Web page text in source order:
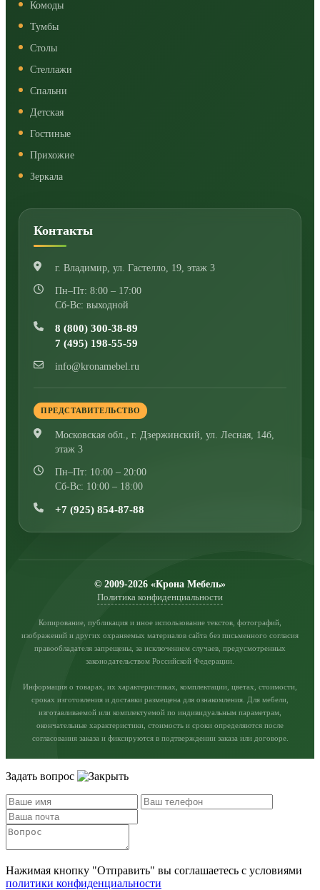
Комоды
Тумбы
Столы
Стеллажи
Спальни
Детская
Гостиные
Прихожие
Зеркала
Контакты
г. Владимир ул. Гастелло, 19, этаж 3
Пн–Пт: 8:00 – 17:00
Сб-Вс: выходной
8 (800) 300-38-89
7 (495) 198-55-59
info@kronamebel.ru
ПРЕДСТАВИТЕЛЬСТВО
Московская обл., г. Дзержинский ул. Лесная, 14б,
этаж 3
Пн–Пт: 10:00 – 20:00
Сб-Вс: 10:00 – 18:00
+7 (925) 854-87-88
© 2009-2026 «Крона Мебель»
Политика конфиденциальности
Копирование, публикация и иное использование текстов, фотографий,
изображений и других охраняемых материалов сайта без письменного согласия
правообладателя запрещены, за исключением случаев, предусмотренных
законодательством Российской Федерации.
Информация о товарах, их характеристиках, комплектации, цветах, стоимости,
сроках изготовления и доставки размещена для ознакомления. Для мебели,
изготавливаемой или комплектуемой по индивидуальным параметрам,
окончательные характеристики, стоимость и сроки определяются после
согласования заказа и фиксируются в подтверждении заказа или договоре.
Задать вопрос
Нажимая кнопку "Отправить" вы соглашаетесь с условиями
политики конфиденциальности